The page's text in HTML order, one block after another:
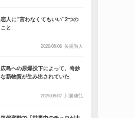
恋人に“言わなくてもいい”2つの
こと
2026/08/06 矢黒尚人
広島への原爆投下によって、奇妙
な新物質が生み出されていた
2026/08/07 川勝康弘